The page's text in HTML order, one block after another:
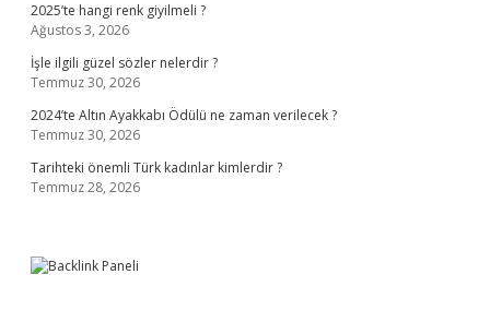
2025’te hangi renk giyilmeli ?
Ağustos 3, 2026
İşle ilgili güzel sözler nelerdir ?
Temmuz 30, 2026
2024’te Altın Ayakkabı Ödülü ne zaman verilecek ?
Temmuz 30, 2026
Tarihteki önemli Türk kadınlar kimlerdir ?
Temmuz 28, 2026